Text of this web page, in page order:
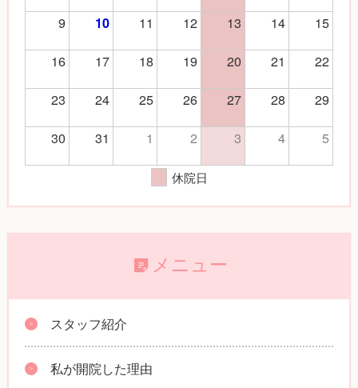
9
10 11 12 13 14
15
16
17 18 19 20 21
22
23
24 25 26 27 28
29
30
31 1 2 3 4 5
休院日
メニュー
スタッフ紹介
私が開院した理由